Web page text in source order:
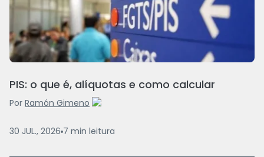
PIS: o que é, alíquotas e como calcular
Por Ramón Gimeno
30 JUL., 2026 7 min leitura